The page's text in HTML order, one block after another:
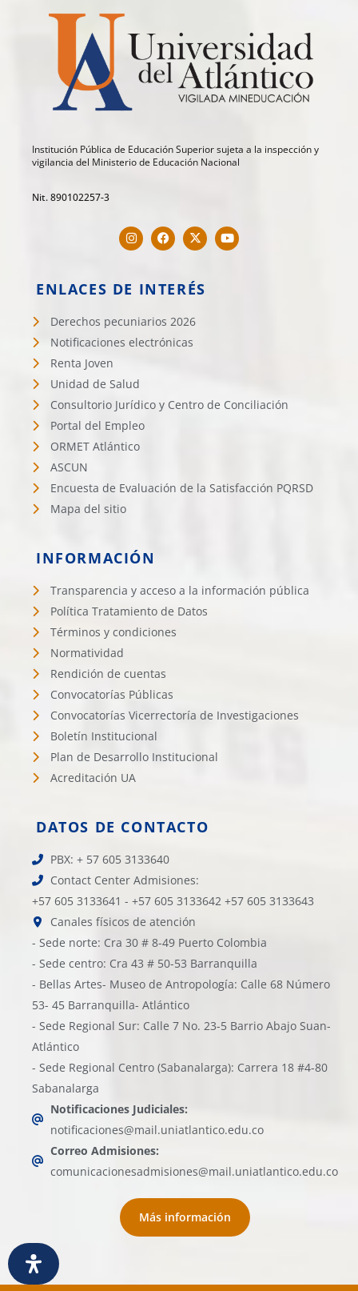
Institución Pública de Educación Superior sujeta a la inspección y
vigilancia del Ministerio de Educación Nacional
Nit. 890102257-3
ENLACES DE INTERÉS
Derechos pecuniarios 2026
Notificaciones electrónicas
Renta Joven
Unidad de Salud
Consultorio Jurídico y Centro de Conciliación
Portal del Empleo
ORMET Atlántico
ASCUN
Encuesta de Evaluación de la Satisfacción PQRSD
Mapa del sitio
INFORMACIÓN
Transparencia y acceso a la información pública
Política Tratamiento de Datos
Términos y condiciones
Normatividad
Rendición de cuentas
Convocatorías Públicas
Convocatorías Vicerrectoría de Investigaciones
Boletín Institucional
Plan de Desarrollo Institucional
Acreditación UA
DATOS DE CONTACTO
PBX: + 57 605 3133640
Contact Center Admisiones:
+57 605 3133641 - +57 605 3133642 +57 605 3133643
Canales físicos de atención
- Sede norte: Cra 30 # 8-49 Puerto Colombia
- Sede centro: Cra 43 # 50-53 Barranquilla
- Bellas Artes- Museo de Antropología: Calle 68 Número
53- 45 Barranquilla- Atlántico
- Sede Regional Sur: Calle 7 No. 23-5 Barrio Abajo Suan-
Atlántico
- Sede Regional Centro (Sabanalarga): Carrera 18 #4-80
Sabanalarga
Notificaciones Judiciales:
notificaciones@mail.uniatlantico.edu.co
Correo Admisiones:
comunicacionesadmisiones@mail.uniatlantico.edu.co
Más información